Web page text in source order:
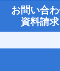
お問い合
資料請求